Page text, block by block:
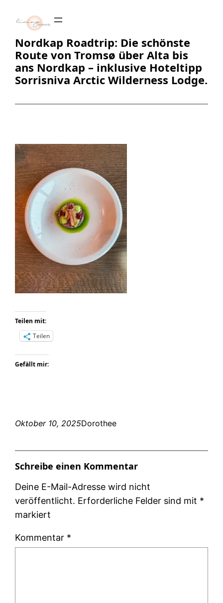
Inhalt
springen
Nordkap Roadtrip: Die schönste
Route von Tromsø über Alta bis
ans Nordkap – inklusive Hoteltipp
Sorrisniva Arctic Wilderness Lodge.
Teilen mit:
Teilen
Gefällt mir:
Oktober 10, 2025Dorothee
Schreibe einen Kommentar
Deine E-Mail-Adresse wird nicht
veröffentlicht. Erforderliche Felder sind mit *
markiert
Kommentar *